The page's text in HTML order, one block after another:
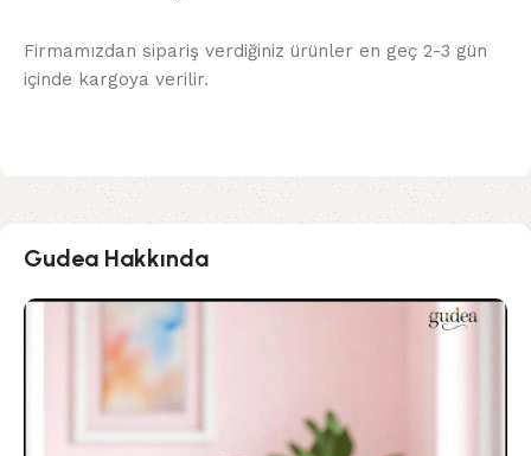
Firmamızdan sipariş verdiğiniz ürünler en geç 2-3 gün
içinde kargoya verilir.
Gudea Hakkında